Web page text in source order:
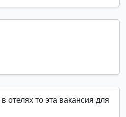
отелях то эта вакансия для